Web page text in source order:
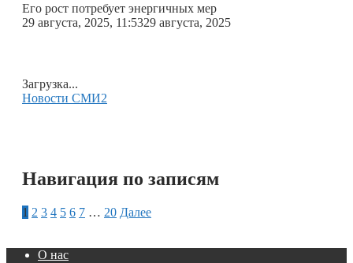
Его рост потребует энергичных мер
29 августа, 2025, 11:5329 августа, 2025
Загрузка...
Новости СМИ2
Навигация по записям
1 2 3 4 5 6 7 … 20 Далее
О нас